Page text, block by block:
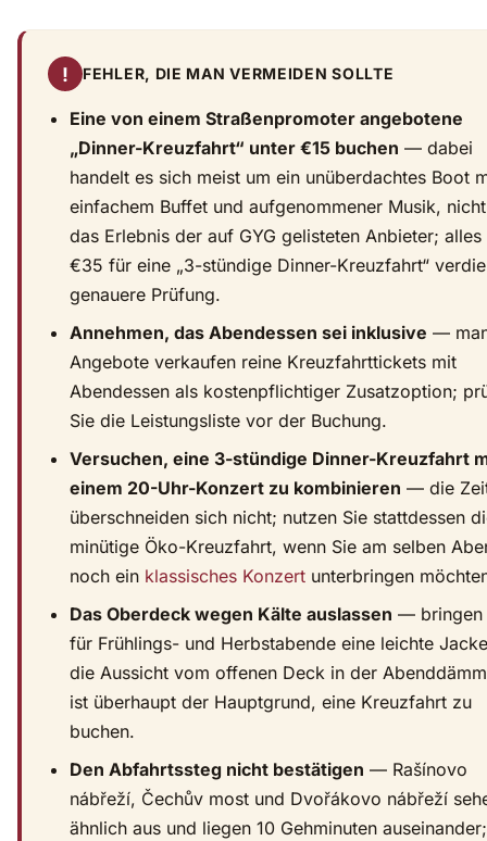
! FEHLER, DIE MAN VERMEIDEN SOLLTE
Eine von einem Straßenpromoter angebotene
„Dinner-Kreuzfahrt“ unter €15 buchen — dabei
handelt es sich meist um ein unüberdachtes Boot
einfachem Buffet und aufgenommener Musik,
das Erlebnis der auf GYG gelisteten Anbieter; alles
€35 für eine „3-stündige Dinner-Kreuzfahrt“
genauere Prüfung.
Annehmen, das Abendessen sei inklusive —
Angebote verkaufen reine Kreuzfahrttickets mit
Abendessen als kostenpflichtiger Zusatzoption;
Sie die Leistungsliste vor der Buchung.
Versuchen, eine 3-stündige Dinner-Kreuzfahrt
einem 20-Uhr-Konzert zu kombinieren — die
überschneiden sich nicht; nutzen Sie stattdessen
minütige Öko-Kreuzfahrt, wenn Sie am selben
noch ein klassisches Konzert unterbringen
Das Oberdeck wegen Kälte auslassen — bringen
für Frühlings- und Herbstabende eine leichte
die Aussicht vom offenen Deck in der
ist überhaupt der Hauptgrund, eine Kreuzfahrt zu
buchen.
Den Abfahrtssteg nicht bestätigen — Rašínovo
nábřeží, Čechův most und Dvořákovo nábřeží
ähnlich aus und liegen 10 Gehminuten auseinander;